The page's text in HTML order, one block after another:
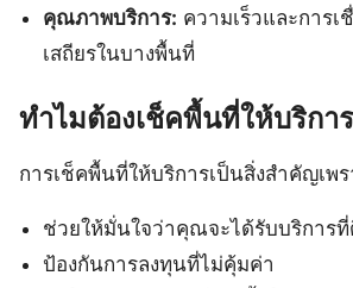
คุณภาพบริการ: ความเร็วและการเ
เสถียรในบางพื้นที่
ทำไมต้องเช็คพื้นที่ให้บริกา
การเช็คพื้นที่ให้บริการเป็นสิ่งสำคัญเพร
ช่วยให้มั่นใจว่าคุณจะได้รับบริการที่
ป้องกันการลงทุนที่ไม่คุ้มค่า